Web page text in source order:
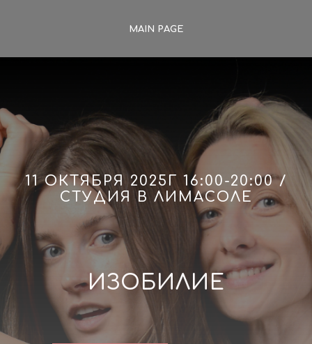
MAIN PAGE
11 ОКТЯБРЯ 2025Г 16:00-20:00 /
СТУДИЯ В ЛИМАСОЛЕ
ИЗОБИЛИЕ